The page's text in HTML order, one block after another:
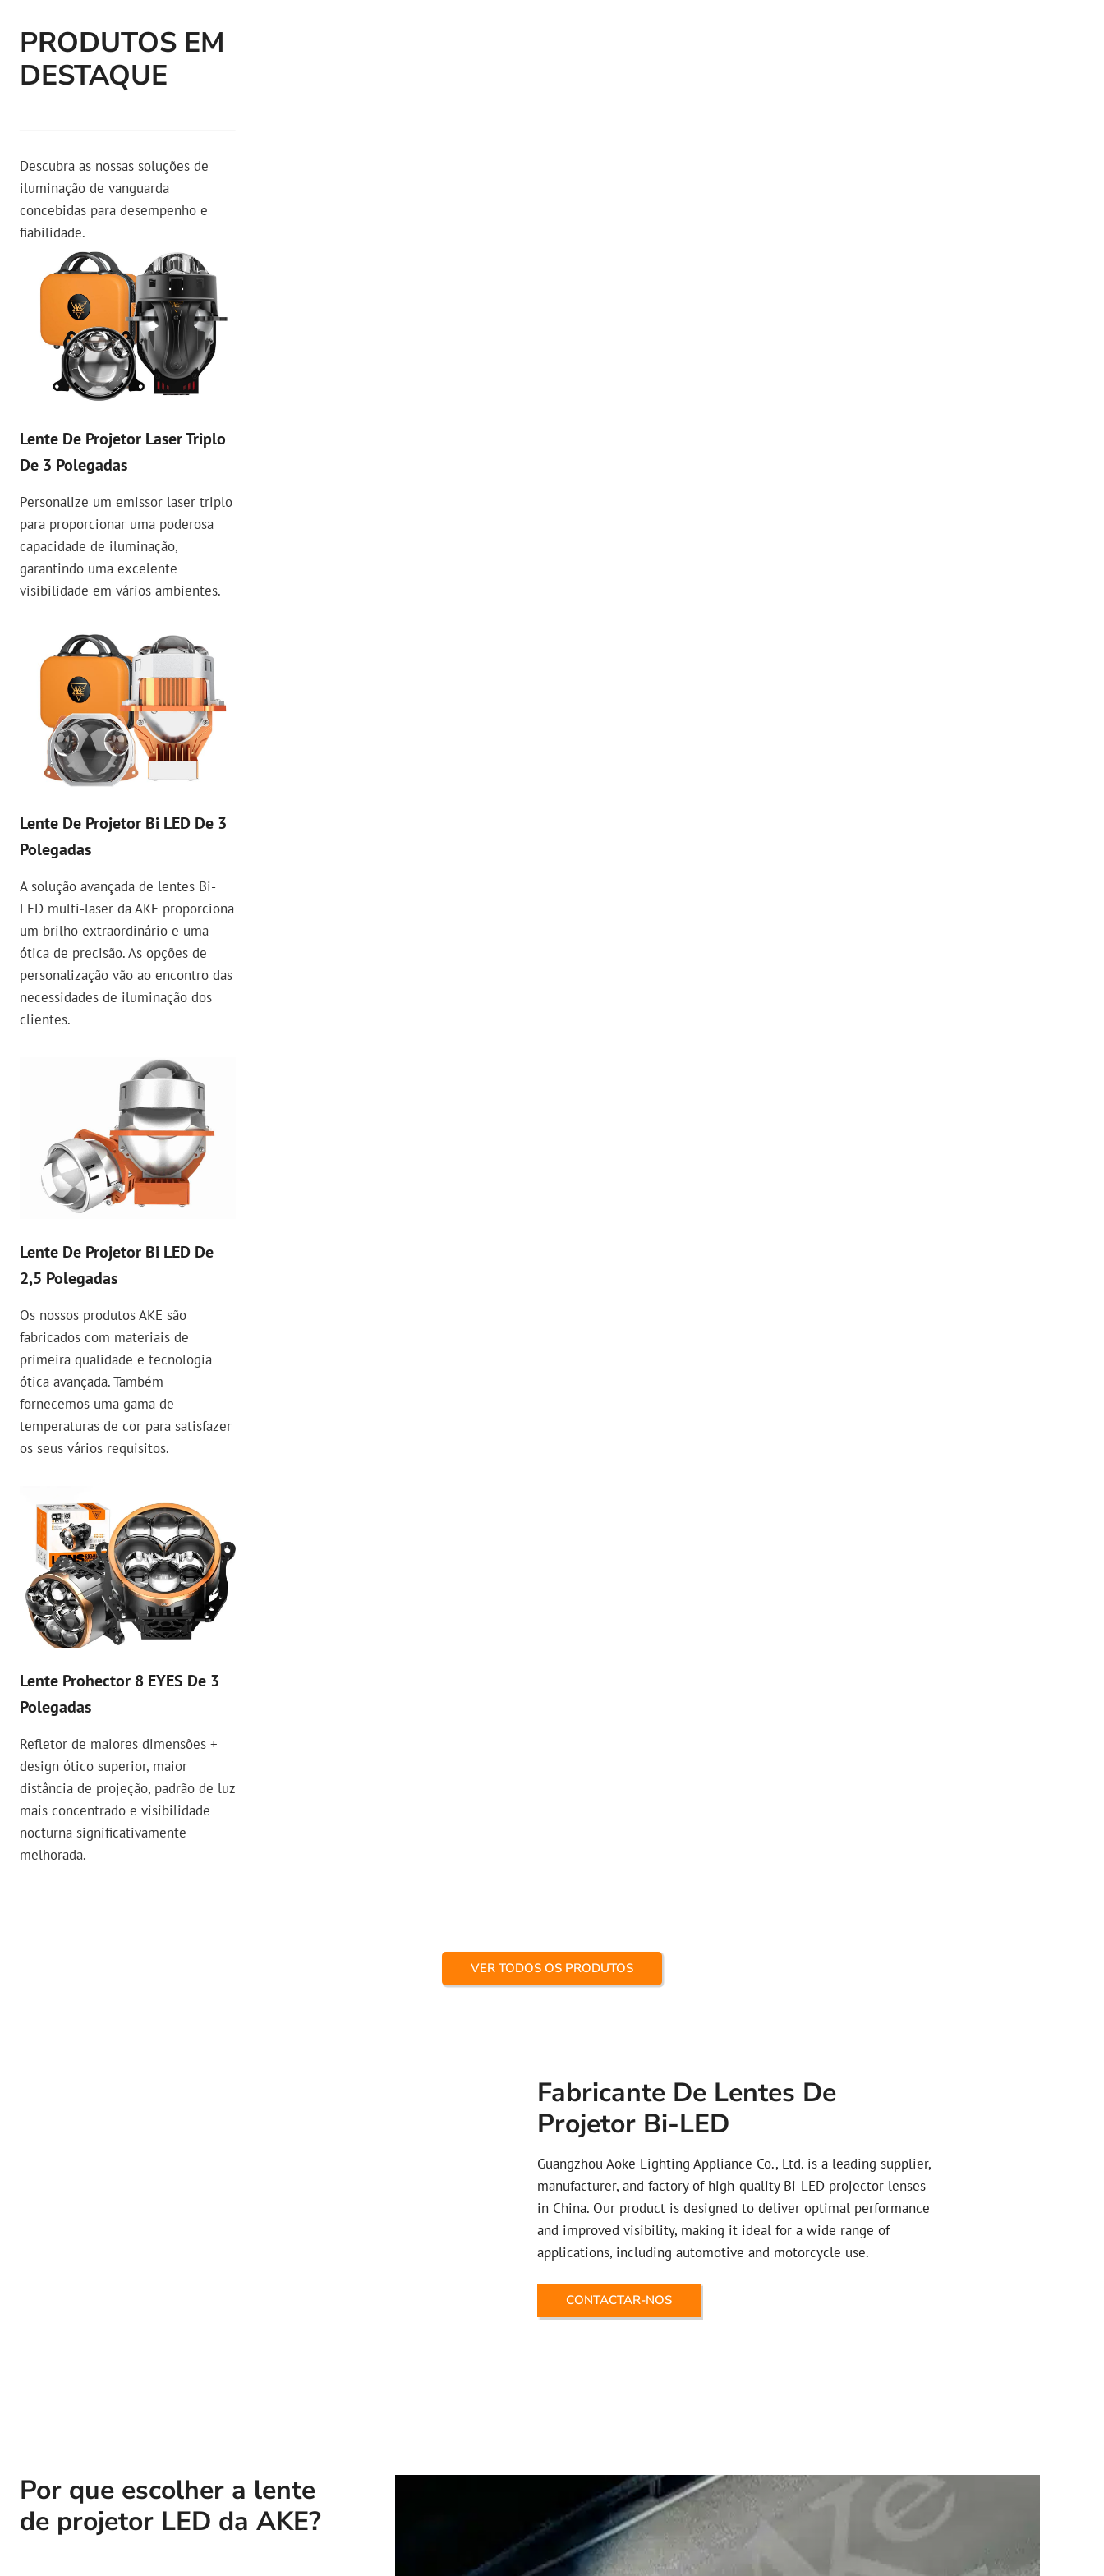
PRODUTOS EM
DESTAQUE
Descubra as nossas soluções de
iluminação de vanguarda
concebidas para desempenho e
fiabilidade.
Lente De Projetor Laser Triplo
De 3 Polegadas
Personalize um emissor laser triplo
para proporcionar uma poderosa
capacidade de iluminação,
garantindo uma excelente
visibilidade em vários ambientes.
Lente De Projetor Bi LED De 3
Polegadas
A solução avançada de lentes Bi-
LED multi-laser da AKE proporciona
um brilho extraordinário e uma
ótica de precisão. As opções de
personalização vão ao encontro das
necessidades de iluminação dos
clientes.
Lente De Projetor Bi LED De
2,5 Polegadas
Os nossos produtos AKE são
fabricados com materiais de
primeira qualidade e tecnologia
ótica avançada. Também
fornecemos uma gama de
temperaturas de cor para satisfazer
os seus vários requisitos.
Lente Prohector 8 EYES De 3
Polegadas
Refletor de maiores dimensões +
design ótico superior, maior
distância de projeção, padrão de luz
mais concentrado e visibilidade
nocturna significativamente
melhorada.
VER TODOS OS PRODUTOS
Fabricante De Lentes De
Projetor Bi-LED
Guangzhou Aoke Lighting Appliance Co., Ltd. is a leading supplier,
manufacturer, and factory of high-quality Bi-LED projector lenses
in China. Our product is designed to deliver optimal performance
and improved visibility, making it ideal for a wide range of
applications, including automotive and motorcycle use.
CONTACTAR-NOS
Por que escolher a lente
de projetor LED da AKE?